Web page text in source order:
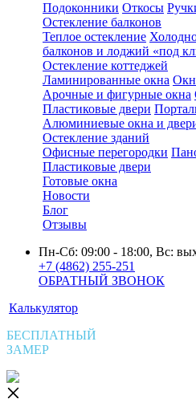
Подоконники Откосы
Остекление балконов
Теплое остекление
балконов и лоджий «под
Остекление коттеджей
Ламинированные окна
Арочные и фигурные окна
Пластиковые двери
Алюминиевые окна и
Остекление зданий
Офисные перегородки
Пластиковые двери
Готовые окна
Новости
Блог
Отзывы
Пн-Сб: 09:00 - 18:00, Вс:
+7 (4862) 255-251
ОБРАТНЫЙ ЗВОНОК
Калькулятор
БЕСПЛАТНЫЙ
ЗАМЕР